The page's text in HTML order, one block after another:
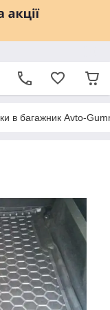
в багажник Avto-